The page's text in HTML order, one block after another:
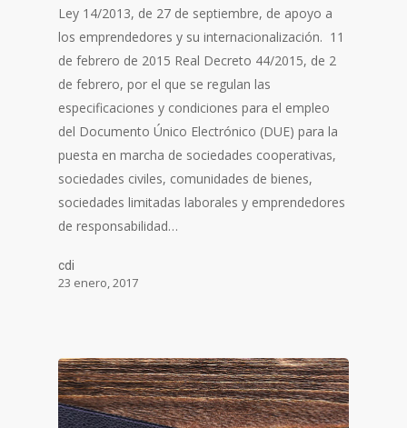
Ley 14/2013, de 27 de septiembre, de apoyo a
los emprendedores y su internacionalización. 11
de febrero de 2015 Real Decreto 44/2015, de 2
de febrero, por el que se regulan las
especificaciones y condiciones para el empleo
del Documento Único Electrónico (DUE) para la
puesta en marcha de sociedades cooperativas,
sociedades civiles, comunidades de bienes,
sociedades limitadas laborales y emprendedores
de responsabilidad…
cdi
23 enero, 2017